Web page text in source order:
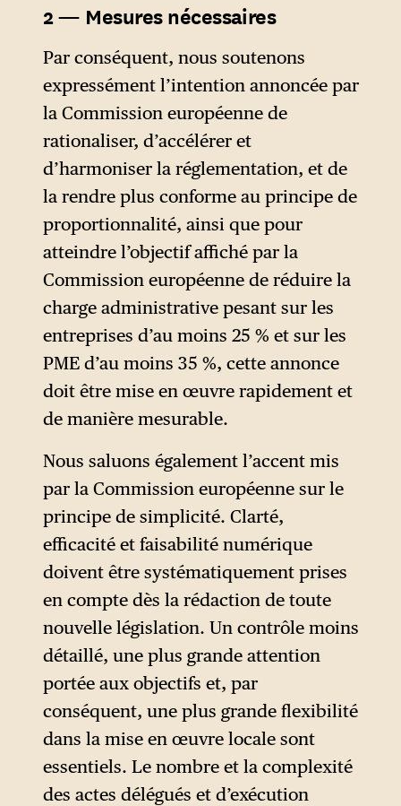
reportées ou restreintes ; et la
législation numérique a en
partie été remise en question,
avec le risque de démanteler
les normes mêmes qui ont fait
de l’Europe la référence
mondiale en matière de
gouvernance numérique. Si
chaque mesure est présentée
comme un allègement des
charges, ensemble, elles
constituent pourtant un recul
des normes
environnementales, sociales,
de responsabilité des
que l’Europe a mis deux
décennies à construire. La
méthode par laquelle ce recul
a été mis en œuvre est aussi
significative que son contenu.
Elle s’est appuyée sur un
mécanisme législatif
controversé et opaque : le
projet de loi omnibus. En
regroupant de nombreuses
mesures sans rapport entre
elles au sein d’un seul et
2 — Mesures nécessaires
Par conséquent, nous soutenons
expressément l’intention annoncée par
la Commission européenne de
rationaliser, d’accélérer et
d’harmoniser la réglementation, et de
la rendre plus conforme au principe de
proportionnalité, ainsi que pour
atteindre l’objectif affiché par la
Commission européenne de réduire la
charge administrative pesant sur les
entreprises d’au moins 25 % et sur les
PME d’au moins 35 %, cette annonce
doit être mise en œuvre rapidement et
de manière mesurable.
Nous saluons également l’accent mis
par la Commission européenne sur le
principe de simplicité. Clarté,
efficacité et faisabilité numérique
doivent être systématiquement prises
en compte dès la rédaction de toute
nouvelle législation. Un contrôle moins
détaillé, une plus grande attention
portée aux objectifs et, par
conséquent, une plus grande flexibilité
dans la mise en œuvre locale sont
essentiels. Le nombre et la complexité
des actes délégués et d’exécution